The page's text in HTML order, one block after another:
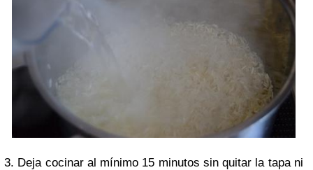
3. Deja cocinar al mínimo 15 minutos sin quitar la tapa ni